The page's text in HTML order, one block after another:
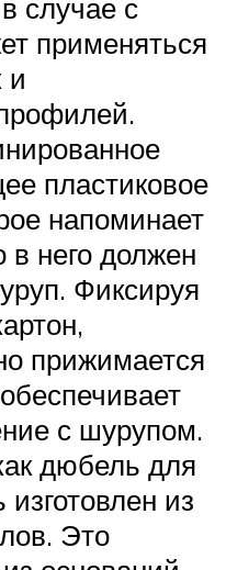
случае с
применяться
и
пластиковое
напоминает
в него должен
Фиксируя
прижимается
с шурупом.
дюбель для
из
Это